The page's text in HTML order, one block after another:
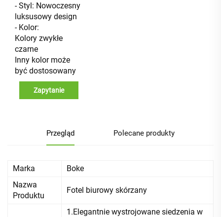
- Styl: Nowoczesny
luksusowy design
- Kolor:
Kolory zwykłe
czarne
Inny kolor może
być dostosowany
Zapytanie
Przegląd Polecane produkty
Marka
Boke
Nazwa
Produktu
Fotel biurowy skórzany
1.Elegantnie wystrojowane siedzenia w